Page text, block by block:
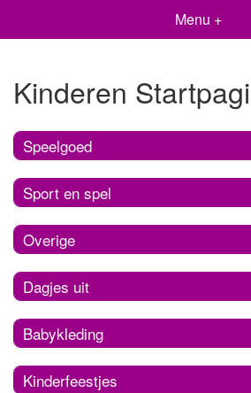
Menu +
Kinderen
Speelgoed
Sport en spel
Overige
Dagjes uit
Babykleding
Kinderfeestjes